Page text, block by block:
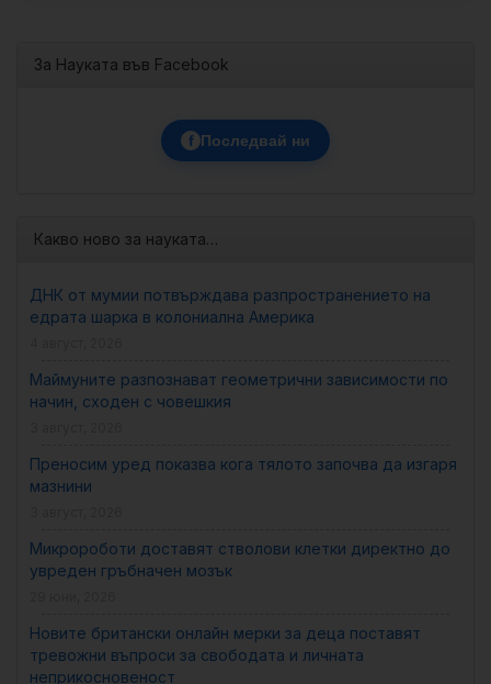
За Науката във Facebook
f Последвай ни
Какво ново за науката…
ДНК от мумии потвърждава разпространението на
едрата шарка в колониална Америка
Маймуните разпознават геометрични зависимости по
начин, сходен с човешкия
Преносим уред показва кога тялото започва да изгаря
мазнини
Микророботи доставят стволови клетки директно до
увреден гръбначен мозък
Новите британски онлайн мерки за деца поставят
тревожни въпроси за свободата и личната
неприкосновеност